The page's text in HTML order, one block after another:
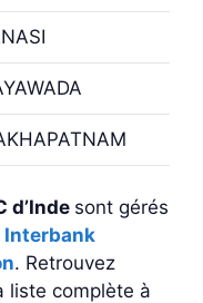
d’Inde sont gérés
Interbank
. Retrouvez
liste complète à